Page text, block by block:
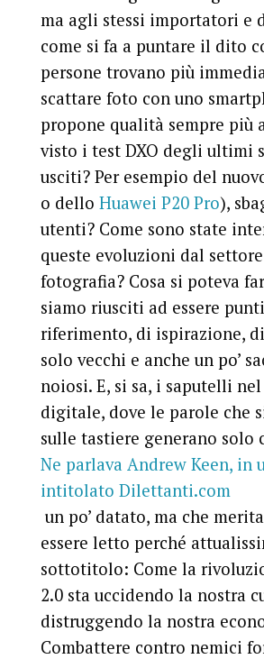
ma agli stessi importatori e
come si fa a puntare il dito
persone trovano più
scattare foto con uno
propone qualità sempre più
visto i test DXO degli ultimi
usciti? Per esempio del
o dello Huawei P20 Pro),
utenti? Come sono state
queste evoluzioni dal
fotografia? Cosa si poteva
siamo riusciti ad essere
riferimento, di ispirazione,
solo vecchi e anche un po’
noiosi. E, si sa, i saputelli
digitale, dove le parole che
sulle tastiere generano solo
Ne parlava Andrew Keen, in
intitolato Dilettanti.com
un po’ datato, ma che
essere letto perché
sottotitolo: Come la
2.0 sta uccidendo la nostra
distruggendo la nostra
Combattere contro nemici